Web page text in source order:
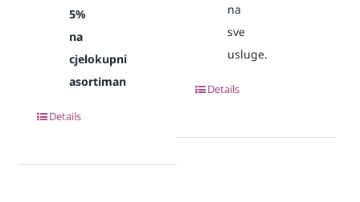
5%
na
cjelokupni
asortiman
Details
na
sve
usluge.
Details